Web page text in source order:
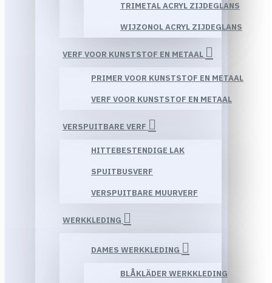
TRIMETAL ACRYL ZIJDEGLANS
WIJZONOL ACRYL ZIJDEGLANS
VERF VOOR KUNSTSTOF EN METAAL
PRIMER VOOR KUNSTSTOF EN METAAL
VERF VOOR KUNSTSTOF EN METAAL
VERSPUITBARE VERF
HITTEBESTENDIGE LAK
SPUITBUSVERF
VERSPUITBARE MUURVERF
WERKKLEDING
DAMES WERKKLEDING
BLÅKLÄDER WERKKLEDING